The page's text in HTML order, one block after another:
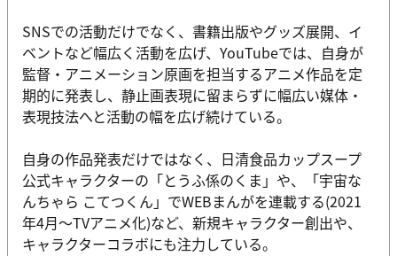
SNSでの活動だけでなく、書籍出版やグッズ展開、イ
ベントなど幅広く活動を広げ、YouTubeでは、自身が
監督・アニメーション原画を担当するアニメ作品を定
期的に発表し、静止画表現に留まらずに幅広い媒体・
表現技法へと活動の幅を広げ続けている。
自身の作品発表だけではなく、日清食品カップスープ
公式キャラクターの「とうふ係のくま」や、「宇宙な
んちゃら こてつくん」でWEBまんがを連載する(2021
年4月〜TVアニメ化)など、新規キャラクター創出や、
キャラクターコラボにも注力している。